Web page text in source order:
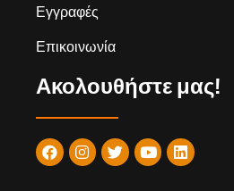
Εγγραφές
Επικοινωνία
Ακολουθήστε μας!